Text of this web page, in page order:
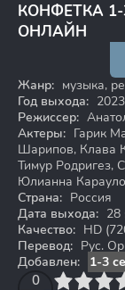
КОНФЕТКА
ОНЛАЙН
Жанр: музыка,
Год выхода: 2023
Режиссер:
Актеры: Гарик
Шарипов, Клава
Тимур Родригез,
Юлианна
Страна: Россия
Дата выхода: 28
Качество: HD
Перевод: Рус.
Добавлен:
1-3
0
4 6 7 8